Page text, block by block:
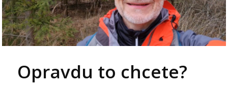
Opravdu to chcete?